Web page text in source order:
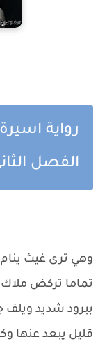
رواية
الفصل
وهي ترى غيث ينام
تماما تركض ملاك
ببرود شديد ويلف
قليل يبعد عنها